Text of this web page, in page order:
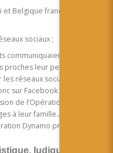
Belgique francophone et
sociaux ;
communiquaient et
proches leur perception de
réseaux sociaux. Joseph
sur Facebook et
de l’Opération Dynamo !
à leur famille… les soldats
Dynamo prennent vie.
ludique et